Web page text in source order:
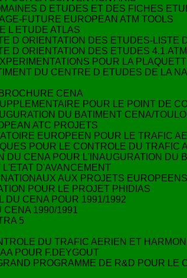
D ETUDES ET DES FICHES
FUTURE EUROPEAN ATM TOOLS
L ETUDE ATLAS
D ORIENTATION DES ETUDES-LISTE
D ORIENTATION DES ETUDES
POUR LA
DU CENTRE D ETUDES DE LA
CENA
POUR LE POINT DE
DU BATIMENT CENA/
ATC PROJETS
EUROPEEN POUR LE TRAFIC
POUR LE CONTROLE DU TRAFIC
DU CENA POUR L'INAUGURATION DU
D'AVANCEMENT
AUX PROJETS
POUR LE PROJET PHIDIAS
DU CENA POUR 1991/1992
CENA 1990/1991
5
DU TRAFIC AERIEN ET
POUR F.DEYGOUT
PROGRAMME DE R&D POUR LE